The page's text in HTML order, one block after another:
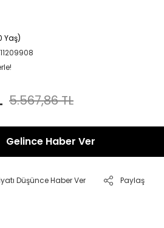
Yaş)
5.567,86 TL
Gelince Haber Ver
Düşünce Haber Ver Paylaş